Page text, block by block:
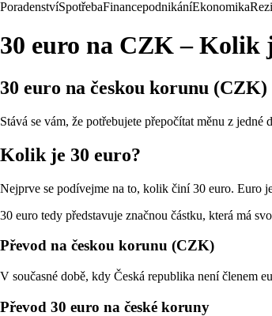
PoradenstvíSpotřebaFinancepodnikáníEkonomika
30 euro na CZK – Kolik
30 euro na českou korunu (CZK)
Stává se vám, že potřebujete přepočítat měnu z
Kolik je 30 euro?
Nejprve se podívejme na to, kolik činí 30 euro. Euro
30 euro tedy představuje značnou částku, která má
Převod na českou korunu (CZK)
V současné době, kdy Česká republika není členem
Převod 30 euro na české koruny